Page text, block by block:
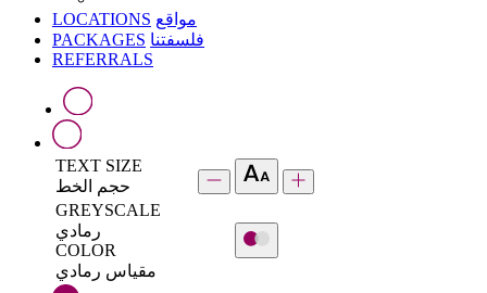
LOCATIONS مواقع
PACKAGES فلسفتنا
REFERRALS
TEXT SIZE
حجم الخط
GREYSCALE
رمادي
COLOR
مقياس رمادي